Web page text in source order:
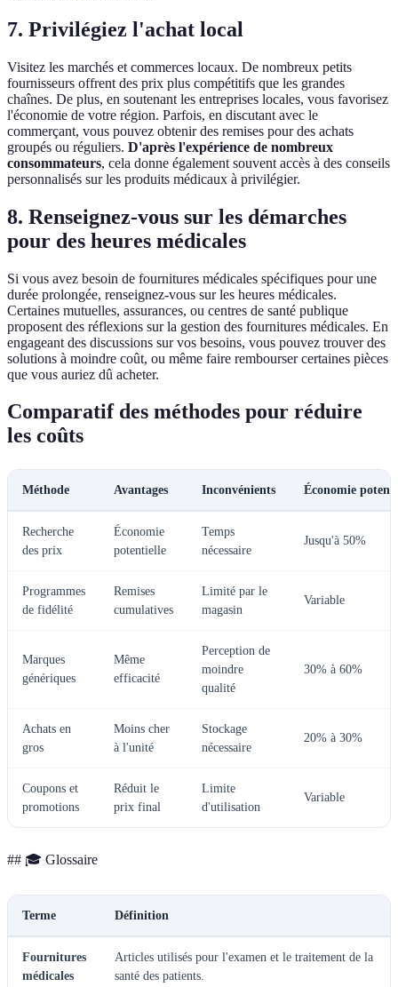
7. Privilégiez l'achat local
Visitez les marchés et commerces locaux. De nombreux petits
fournisseurs offrent des prix plus compétitifs que les grandes
chaînes. De plus, en soutenant les entreprises locales, vous favorisez
l'économie de votre région. Parfois, en discutant avec le
commerçant, vous pouvez obtenir des remises pour des achats
groupés ou réguliers. D'après l'expérience de nombreux
consommateurs, cela donne également souvent accès à des conseils
personnalisés sur les produits médicaux à privilégier.
8. Renseignez-vous sur les démarches
pour des heures médicales
Si vous avez besoin de fournitures médicales spécifiques pour une
durée prolongée, renseignez-vous sur les heures médicales.
Certaines mutuelles, assurances, ou centres de santé publique
proposent des réflexions sur la gestion des fournitures médicales. En
engageant des discussions sur vos besoins, vous pouvez trouver des
solutions à moindre coût, ou même faire rembourser certaines pièces
que vous auriez dû acheter.
Comparatif des méthodes pour réduire
les coûts
Méthode Avantages Inconvénients Économie
Recherche
des prix
Économie
potentielle
Temps
nécessaire
Jusqu'à 50%
Programmes
de fidélité
Remises
cumulatives
Limité par le
magasin
Variable
Marques
génériques
Même
efficacité
Perception de
moindre
qualité
30% à 60%
Achats en
gros
Moins cher
à l'unité
Stockage
nécessaire
20% à 30%
Coupons et
promotions
Réduit le
prix final
Limite
d'utilisation
Variable
## 🎓 Glossaire
Terme Définition
Fournitures
médicales
Articles utilisés pour l'examen et le traitement de la
santé des patients.